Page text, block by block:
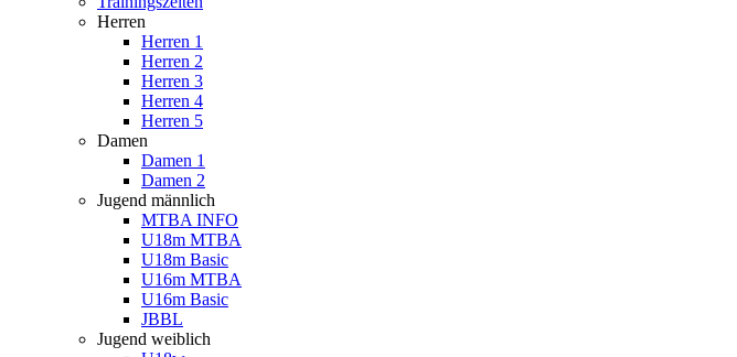
Herren
Herren 1
Herren 2
Herren 3
Herren 4
Herren 5
Damen
Damen 1
Damen 2
Jugend männlich
MTBA INFO
U18m MTBA
U18m Basic
U16m MTBA
U16m Basic
JBBL
Jugend weiblich